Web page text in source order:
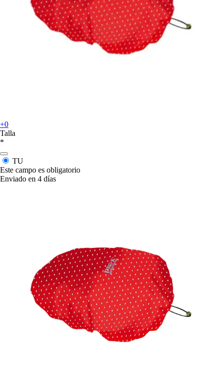
+0
Talla
*
TU
Este campo es obligatorio
Enviado en 4 días